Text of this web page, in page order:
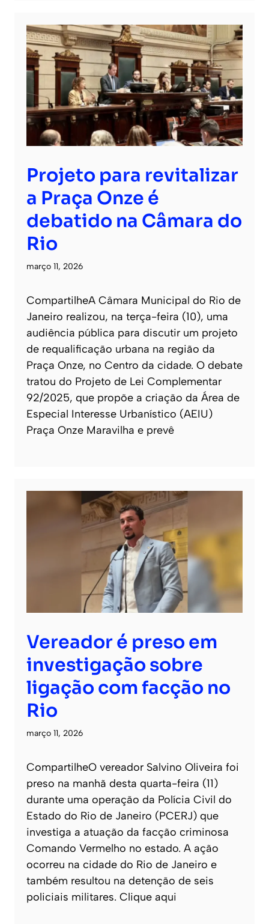
Projeto para revitalizar
a Praça Onze é
debatido na Câmara do
Rio
março 11, 2026
CompartilheA Câmara Municipal do Rio de
Janeiro realizou, na terça-feira (10), uma
audiência pública para discutir um projeto
de requalificação urbana na região da
Praça Onze, no Centro da cidade. O debate
tratou do Projeto de Lei Complementar
92/2025, que propõe a criação da Área de
Especial Interesse Urbanístico (AEIU)
Praça Onze Maravilha e prevê
Vereador é preso em
investigação sobre
ligação com facção no
Rio
março 11, 2026
CompartilheO vereador Salvino Oliveira foi
preso na manhã desta quarta-feira (11)
durante uma operação da Polícia Civil do
Estado do Rio de Janeiro (PCERJ) que
investiga a atuação da facção criminosa
Comando Vermelho no estado. A ação
ocorreu na cidade do Rio de Janeiro e
também resultou na detenção de seis
policiais militares. Clique aqui